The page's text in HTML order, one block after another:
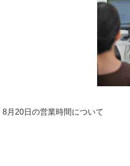
8月20日の営業時間について